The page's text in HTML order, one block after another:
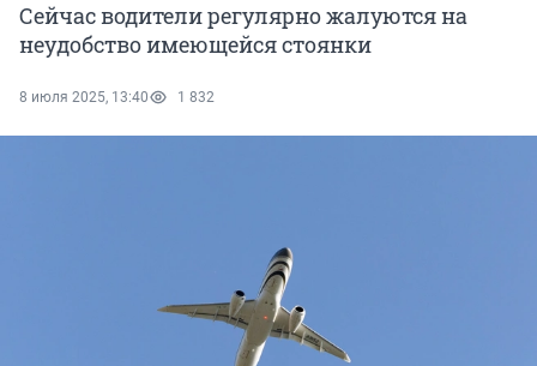
Сейчас водители регулярно жалуются на
неудобство имеющейся стоянки
8 июля 2025, 13:40 1 832